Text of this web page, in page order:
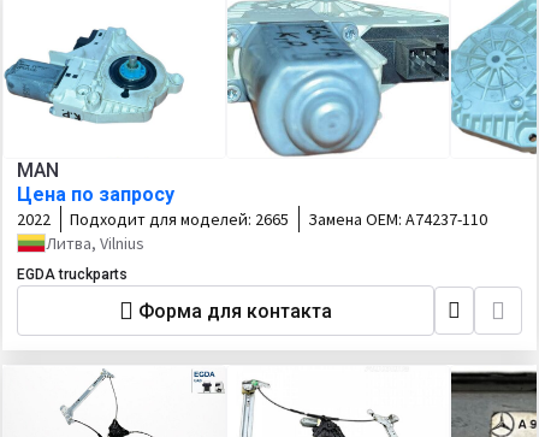
MAN
Цена по запросу
2022 Подходит для моделей: 2665 Замена OEM: A74237-110
Литва, Vilnius
EGDA truckparts
Форма для контакта